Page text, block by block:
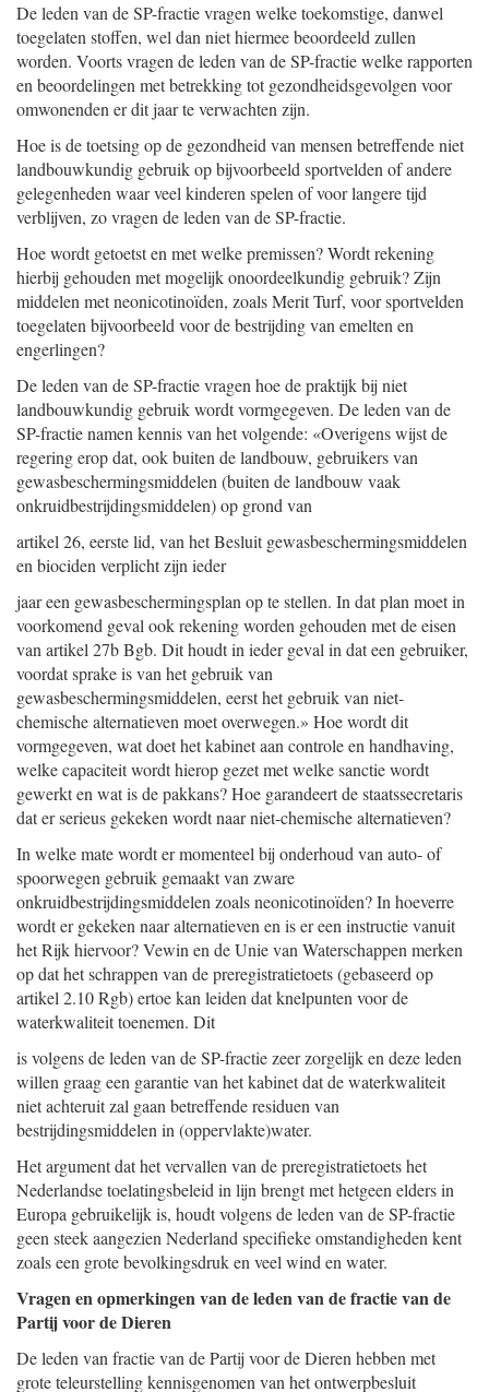
De leden van de SP-fractie vragen welke toekomstige, danwel
toegelaten stoffen, wel dan niet hiermee beoordeeld zullen
worden. Voorts vragen de leden van de SP-fractie welke rapporten
en beoordelingen met betrekking tot gezondheidsgevolgen voor
omwonenden er dit jaar te verwachten zijn.
Hoe is de toetsing op de gezondheid van mensen betreffende niet
landbouwkundig gebruik op bijvoorbeeld sportvelden of andere
gelegenheden waar veel kinderen spelen of voor langere tijd
verblijven, zo vragen de leden van de SP-fractie.
Hoe wordt getoetst en met welke premissen? Wordt rekening
hierbij gehouden met mogelijk onoordeelkundig gebruik? Zijn
middelen met neonicotinoïden, zoals Merit Turf, voor sportvelden
toegelaten bijvoorbeeld voor de bestrijding van emelten en
engerlingen?
De leden van de SP-fractie vragen hoe de praktijk bij niet
landbouwkundig gebruik wordt vormgegeven. De leden van de
SP-fractie namen kennis van het volgende: «Overigens wijst de
regering erop dat, ook buiten de landbouw, gebruikers van
gewasbeschermingsmiddelen (buiten de landbouw vaak
onkruidbestrijdingsmiddelen) op grond van
artikel 26, eerste lid, van het Besluit gewasbeschermingsmiddelen
en biociden verplicht zijn ieder
jaar een gewasbeschermingsplan op te stellen. In dat plan moet in
voorkomend geval ook rekening worden gehouden met de eisen
van artikel 27b Bgb. Dit houdt in ieder geval in dat een gebruiker,
voordat sprake is van het gebruik van
gewasbeschermingsmiddelen, eerst het gebruik van niet-
chemische alternatieven moet overwegen.» Hoe wordt dit
vormgegeven, wat doet het kabinet aan controle en handhaving,
welke capaciteit wordt hierop gezet met welke sanctie wordt
gewerkt en wat is de pakkans? Hoe garandeert de staatssecretaris
dat er serieus gekeken wordt naar niet-chemische alternatieven?
In welke mate wordt er momenteel bij onderhoud van auto- of
spoorwegen gebruik gemaakt van zware
onkruidbestrijdingsmiddelen zoals neonicotinoïden? In hoeverre
wordt er gekeken naar alternatieven en is er een instructie vanuit
het Rijk hiervoor? Vewin en de Unie van Waterschappen merken
op dat het schrappen van de preregistratietoets (gebaseerd op
artikel 2.10 Rgb) ertoe kan leiden dat knelpunten voor de
waterkwaliteit toenemen. Dit
is volgens de leden van de SP-fractie zeer zorgelijk en deze leden
willen graag een garantie van het kabinet dat de waterkwaliteit
niet achteruit zal gaan betreffende residuen van
bestrijdingsmiddelen in (oppervlakte)water.
Het argument dat het vervallen van de preregistratietoets het
Nederlandse toelatingsbeleid in lijn brengt met hetgeen elders in
Europa gebruikelijk is, houdt volgens de leden van de SP-fractie
geen steek aangezien Nederland specifieke omstandigheden kent
zoals een grote bevolkingsdruk en veel wind en water.
Vragen en opmerkingen van de leden van de fractie van de
Partij voor de Dieren
De leden van fractie van de Partij voor de Dieren hebben met
grote teleurstelling kennisgenomen van het ontwerpbesluit